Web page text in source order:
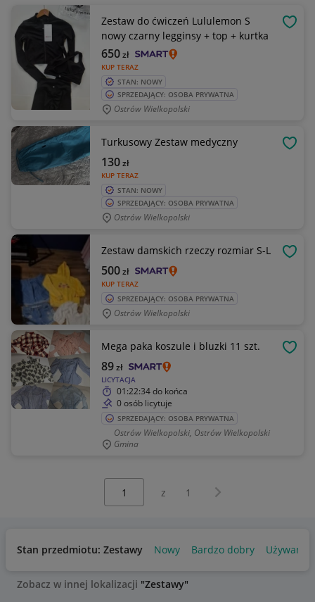
Zestaw do ćwiczeń Lululemon S
nowy czarny legginsy + top + kurtka
KUP TERAZ
650zł
STAN: NOWY
SPRZEDAJĄCY: OSOBA PRYWATNA
Ostrów Wielkopolski
Turkusowy Zestaw medyczny
KUP TERAZ
130zł
STAN: NOWY
SPRZEDAJĄCY: OSOBA PRYWATNA
Ostrów Wielkopolski
Zestaw damskich rzeczy rozmiar S-L
KUP TERAZ
500zł
SPRZEDAJĄCY: OSOBA PRYWATNA
Ostrów Wielkopolski
Mega paka koszule i bluzki 11 szt.
LICYTACJA
89zł
01:22:34do końca
0 osób licytuje
SPRZEDAJĄCY: OSOBA PRYWATNA
Ostrów Wielkopolski, Ostrów Wielkopolski
Gmina
z 1 Następna strona
Stan przedmiotu: Zestawy Nowy Bardzo dobry Używany
Zobacz w innej lokalizacji "Zestawy"